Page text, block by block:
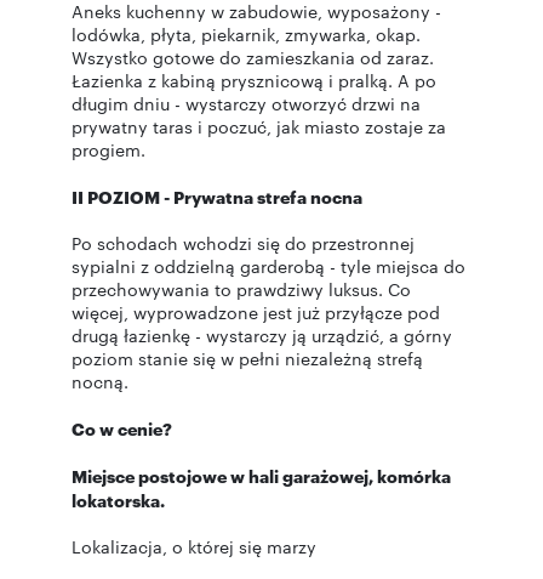
Aneks kuchenny w zabudowie, wyposażony -
lodówka, płyta, piekarnik, zmywarka, okap.
Wszystko gotowe do zamieszkania od zaraz.
Łazienka z kabiną prysznicową i pralką. A po
długim dniu - wystarczy otworzyć drzwi na
prywatny taras i poczuć, jak miasto zostaje za
progiem.
II POZIOM - Prywatna strefa nocna
Po schodach wchodzi się do przestronnej
sypialni z oddzielną garderobą - tyle miejsca do
przechowywania to prawdziwy luksus. Co
więcej, wyprowadzone jest już przyłącze pod
drugą łazienkę - wystarczy ją urządzić, a górny
poziom stanie się w pełni niezależną strefą
nocną.
Co w cenie?
Miejsce postojowe w hali garażowej, komórka
lokatorska.
Lokalizacja, o której się marzy